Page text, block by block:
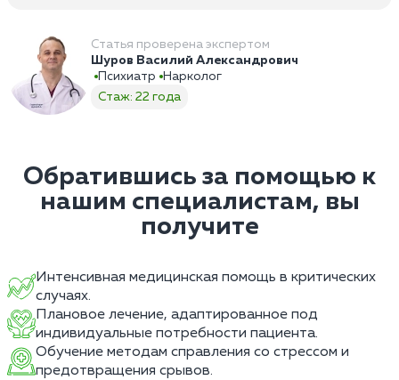
Статья проверена экспертом
Шуров Василий Александрович
Психиатр
Нарколог
Стаж: 22 года
Обратившись за помощью к
нашим специалистам, вы
получите
Интенсивная медицинская помощь в критических
случаях.
Плановое лечение, адаптированное под
индивидуальные потребности пациента.
Обучение методам справления со стрессом и
предотвращения срывов.